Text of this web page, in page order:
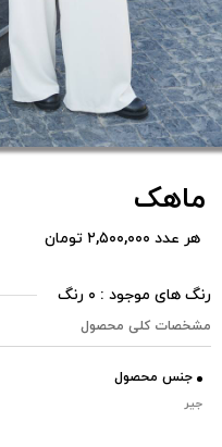
ماهک
هر عدد ۲,۵۰۰,۰۰۰ تومان
رنگ های موجود : ۰ رنگ
مشخصات کلی محصول
جنس محصول
جیر